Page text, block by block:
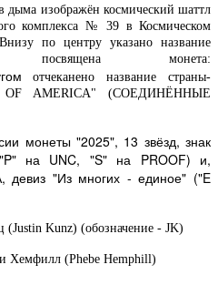
дыма изображён космический шаттл
комплекса № 39 в Космическом
по центру указано название
монета:
отчеканеноназвание страны-
OF AMERICA" (СОЕДИНЁННЫЕ
монеты "2025", 13 звёзд, знак
на UNC, "S" на PROOF) и,
"Из многих - единое" ("E
Kunz) (обозначение - JK)
Хемфилл (Phebe Hemphill)